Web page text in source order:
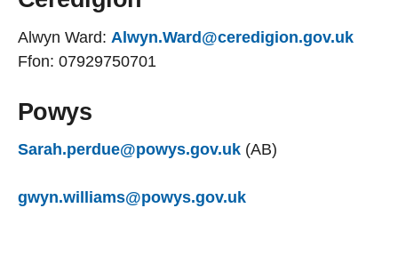
Alwyn Ward: Alwyn.Ward@ceredigion.gov.uk
Ffon: 07929750701
Powys
Sarah.perdue@powys.gov.uk (AB)
gwyn.williams@powys.gov.uk